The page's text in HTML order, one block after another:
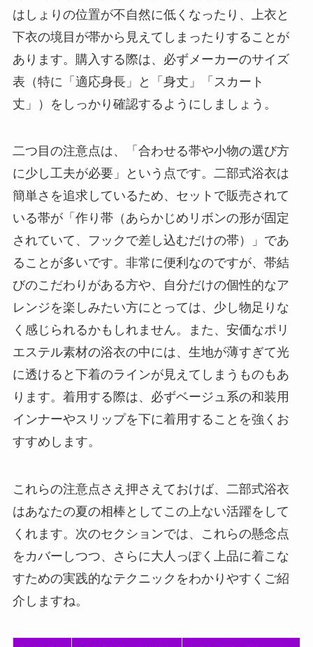
はしょりの位置が不自然に低くなったり、上衣と
下衣の境目が帯から見えてしまったりすることが
あります。購入する際は、必ずメーカーのサイズ
表（特に「適応身長」と「身丈」「スカート
丈」）をしっかり確認するようにしましょう。
二つ目の注意点は、「合わせる帯や小物の選び方
に少し工夫が必要」という点です。二部式浴衣は
簡単さを追求しているため、セットで販売されて
いる帯が「作り帯（あらかじめリボンの形が固定
されていて、フックで差し込むだけの帯）」であ
ることが多いです。非常に便利なのですが、帯結
びのこだわりがある方や、自分だけの個性的なア
レンジを楽しみたい方にとっては、少し物足りな
く感じられるかもしれません。また、安価なポリ
エステル素材の浴衣の中には、生地が薄すぎて光
に透けると下着のラインが見えてしまうものもあ
ります。着用する際は、必ずベージュ系の和装用
インナーやスリップを下に着用することを強くお
すすめします。
これらの注意点さえ押さえておけば、二部式浴衣
はあなたの夏の相棒としてこの上ない活躍をして
くれます。次のセクションでは、これらの懸念点
をカバーしつつ、さらに大人っぽく上品に着こな
すための実践的なテクニックをわかりやすくご紹
介しますね。